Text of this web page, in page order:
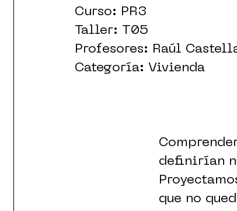
Curso: PR3
Taller: T05
Profesores: Raúl
Categoría: Vivienda
definirían
que no